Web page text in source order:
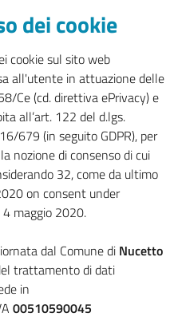
dei cookie
cookie sul sito web
all'utente in attuazione delle
Ce (cd. direttiva ePrivacy) e
all’art. 122 del d.lgs.
679 (in seguito GDPR), per
nozione di consenso di cui
32, come da ultimo
on consent under
maggio 2020.
dal Comune di Nucetto
trattamento di dati
in
00510590045